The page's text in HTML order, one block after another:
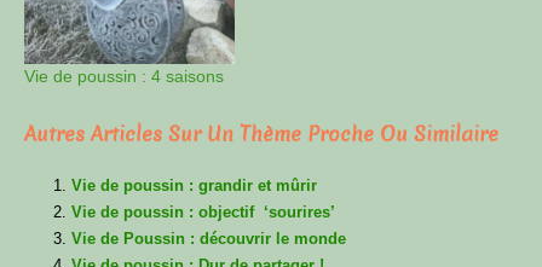
Vie de poussin : 4 saisons
Autres Articles Sur Un Thème Proche Ou Similaire
Vie de poussin : grandir et mûrir
Vie de poussin : objectif ‘sourires’
Vie de Poussin : découvrir le monde